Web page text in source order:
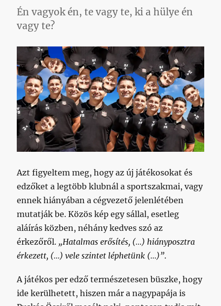
hogy
sorozatban
vereséget
a
másodosztály
aktuális
utolsójától
című
bejegyzéshez
Én vagyok én, te vagy te, ki a hülye én
vagy te?
Azt figyeltem meg, hogy az új játékosokat és
edzőket a legtöbb klubnál a sportszakmai, vagy
ennek hiányában a cégvezető jelenlétében
mutatják be. Közös kép egy sállal, esetleg
aláírás közben, néhány kedves szó az
érkezőről. „Hatalmas erősítés, (…) hiányposztra
érkezett, (…) vele szintet léphetünk (…)”.
A játékos per edző természetesen büszke, hogy
ide kerülhetett, hiszen már a nagypapája is